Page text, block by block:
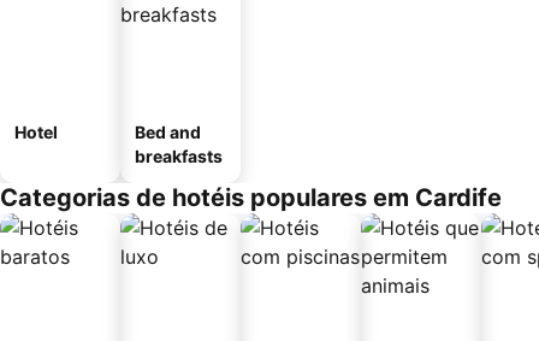
Hotel
Bed and
breakfasts
Categorias de hotéis populares em Cardife